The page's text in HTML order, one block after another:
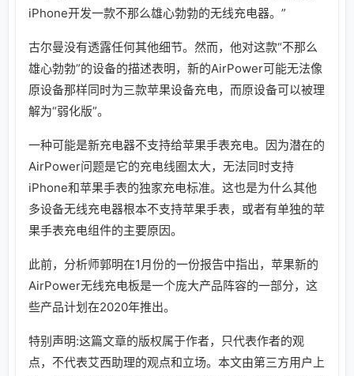
iPhone开发一款不那么雄心勃勃的无线充电器。”
古尔曼没有透露任何其他细节。然而，他对这款“不那么
雄心勃勃”的设备的描述表明，新的AirPower可能无法像
原设备那样同时为三款苹果设备充电，而原设备可以被理
解为“弱化版”。
一种可能是新充电器不支持给苹果手表充电。因为潜在的
AirPower问题是它的充电线圈太大，无法同时支持
iPhone和苹果手表的独家充电标准。这也是为什么其他
多设备无线充电器根本不支持苹果手表，或者有单独的苹
果手表充电组件的主要原因。
此前，分析师郭明在1月份的一份报告中指出，苹果新的
AirPower无线充电板是一个庞大产品阵容的一部分，这
些产品计划在2020年推出。
特别声明:这篇文章的版权属于作者，只代表作者的观
点，不代表艾西助理的观点和立场。本文由第三方用户上